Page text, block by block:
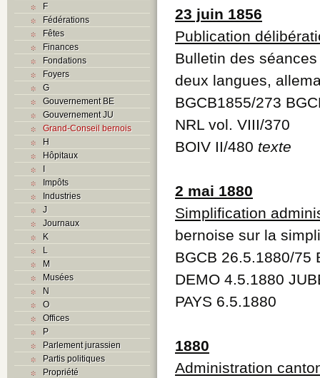
F
Fédérations
Fêtes
Finances
Fondations
Foyers
G
Gouvernement BE
Gouvernement JU
Grand-Conseil bernois
H
Hôpitaux
I
Impôts
Industries
J
Journaux
K
L
M
Musées
N
O
Offices
P
Parlement jurassien
Partis politiques
Propriété
23 juin 1856
Publication
Bulletin des
deux langues,
BGCB1855/273
NRL vol. VIII/370
BOIV II/480 texte
2 mai 1880
Simplification
bernoise sur la
BGCB 26.5.1880/75
DEMO 4.5.1880
PAYS 6.5.1880
1880
Administration